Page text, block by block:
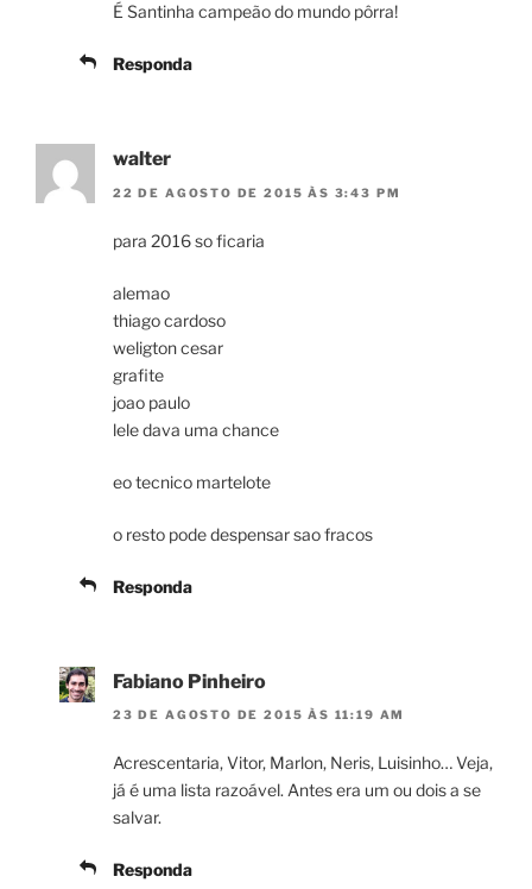
É Santinha campeão do mundo pôrra!
Responda
walter
22 DE AGOSTO DE 2015 ÀS 3:43 PM
para 2016 so ficaria
alemao
thiago cardoso
weligton cesar
grafite
joao paulo
lele dava uma chance
eo tecnico martelote
o resto pode despensar sao fracos
Responda
Fabiano Pinheiro
23 DE AGOSTO DE 2015 ÀS 11:19 AM
Acrescentaria, Vitor, Marlon, Neris, Luisinho… Veja,
já é uma lista razoável. Antes era um ou dois a se
salvar.
Responda